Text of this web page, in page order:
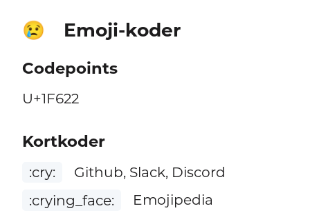
😢 Emoji-koder
Codepoints
U+1F622
Kortkoder
:cry:
Github, Slack, Discord
:crying_face:
Emojipedia